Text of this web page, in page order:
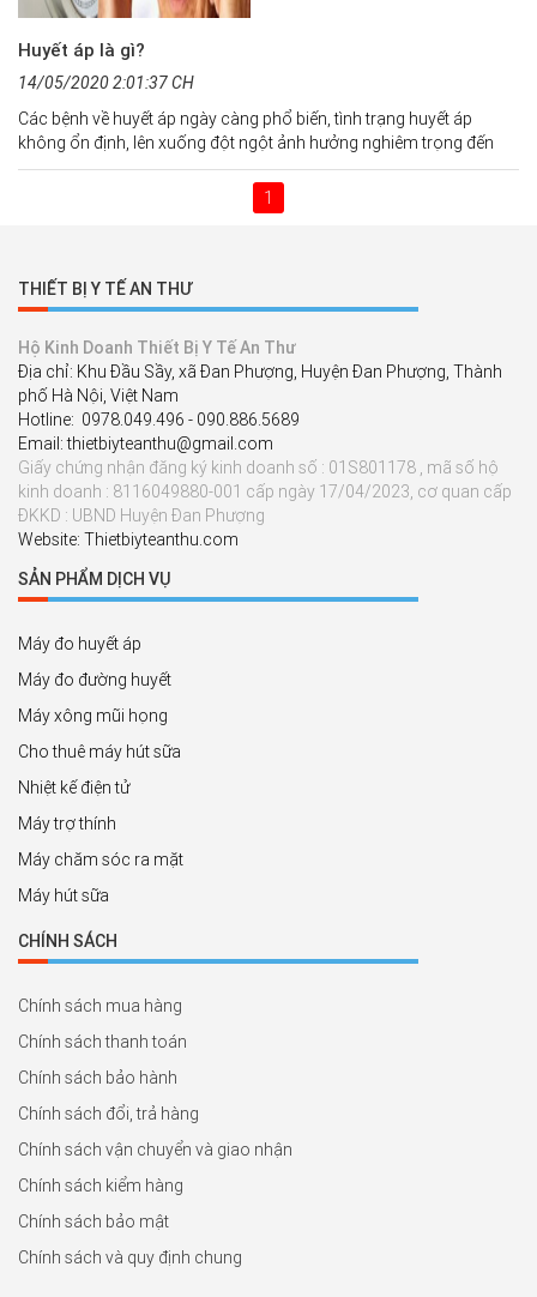
Huyết áp là gì?
14/05/2020 2:01:37 CH
Các bệnh về huyết áp ngày càng phổ biến, tình trạng huyết áp
không ổn định, lên xuống đột ngột ảnh hưởng nghiêm trọng đến
sức khỏe, gây ra nhiều biến chứng nguy hiểm.
1
THIẾT BỊ Y TẾ AN THƯ
Hộ Kinh Doanh Thiết Bị Y Tế An Thư
Địa chỉ: Khu Đầu Sầy, xã Đan Phượng, Huyện Đan Phượng, Thành
phố Hà Nội, Việt Nam
Hotline: 0978.049.496 - 090.886.5689
Email: thietbiyteanthu@gmail.com
Giấy chứng nhận đăng ký kinh doanh số : 01S801178 , mã số hộ
kinh doanh : 8116049880-001 cấp ngày 17/04/2023, cơ quan cấp
ĐKKD : UBND Huyện Đan Phượng
Website: Thietbiyteanthu.com
SẢN PHẨM DỊCH VỤ
Máy đo huyết áp
Máy đo đường huyết
Máy xông mũi họng
Cho thuê máy hút sữa
Nhiệt kế điện tử
Máy trợ thính
Máy chăm sóc ra mặt
Máy hút sữa
CHÍNH SÁCH
Chính sách mua hàng
Chính sách thanh toán
Chính sách bảo hành
Chính sách đổi, trả hàng
Chính sách vận chuyển và giao nhận
Chính sách kiểm hàng
Chính sách bảo mật
Chính sách và quy định chung